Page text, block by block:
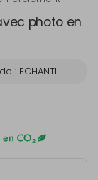
photo en
: ECHANTI